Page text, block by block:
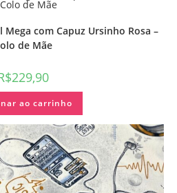
com Capuz Ursinho Rosa –
de Mãe
229,90
ao carrinho